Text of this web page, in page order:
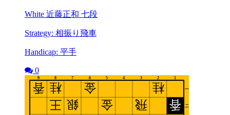
White 近藤正和 七段
Strategy: 相振り飛車
Handicap: 平手
0